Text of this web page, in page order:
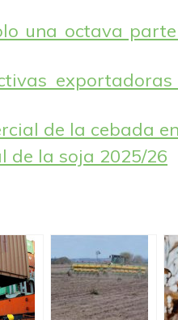
una octava
de la cebada
de la soja 2025/26